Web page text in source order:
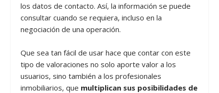
los datos de contacto. Así, la información se puede
consultar cuando se requiera, incluso en la
negociación de una operación.
Que sea tan fácil de usar hace que contar con este
tipo de valoraciones no solo aporte valor a los
usuarios, sino también a los profesionales
inmobiliarios, que multiplican sus posibilidades de